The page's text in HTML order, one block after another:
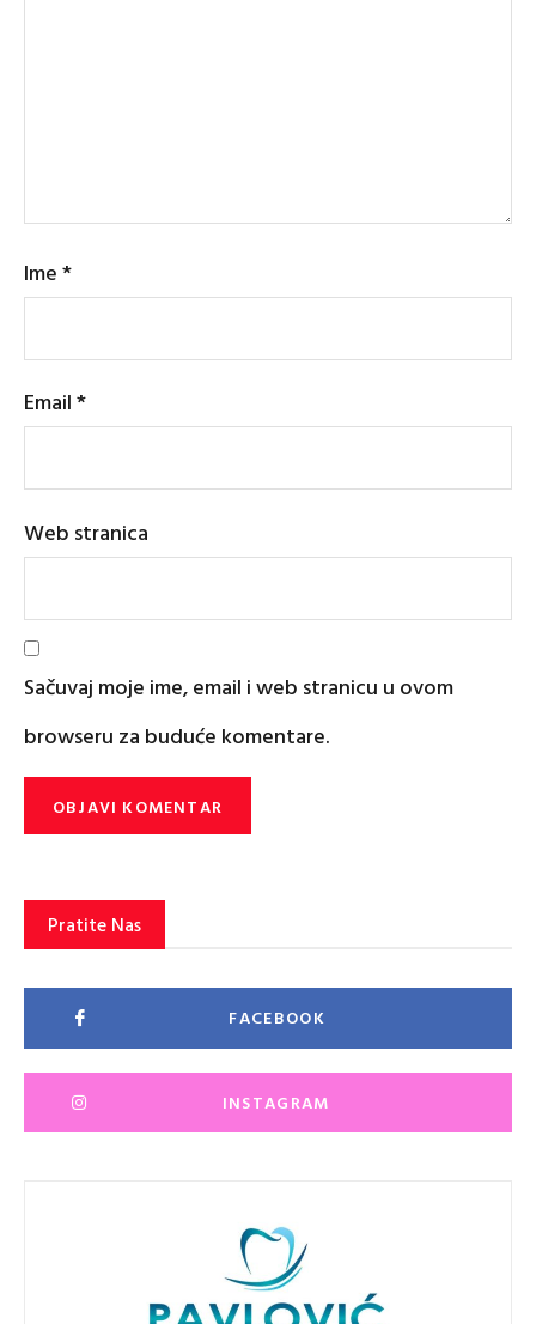
Ime*
Email*
Web stranica
Sačuvaj moje ime, email i web stranicu u ovom
browseru za buduće komentare.
Pratite Nas
FACEBOOK
INSTAGRAM